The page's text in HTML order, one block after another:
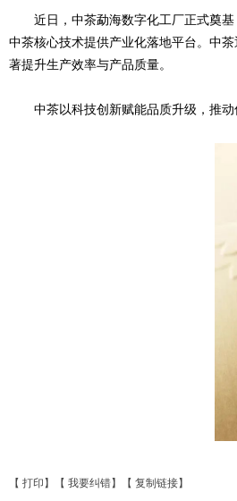
近日，中茶勐海数字化工厂正式奠
中茶核心技术提供产业化落地平台。中
著提升生产效率与产品质量。
中茶以科技创新赋能品质升级，推
【 打印】【 我要纠错】【 复制链接】